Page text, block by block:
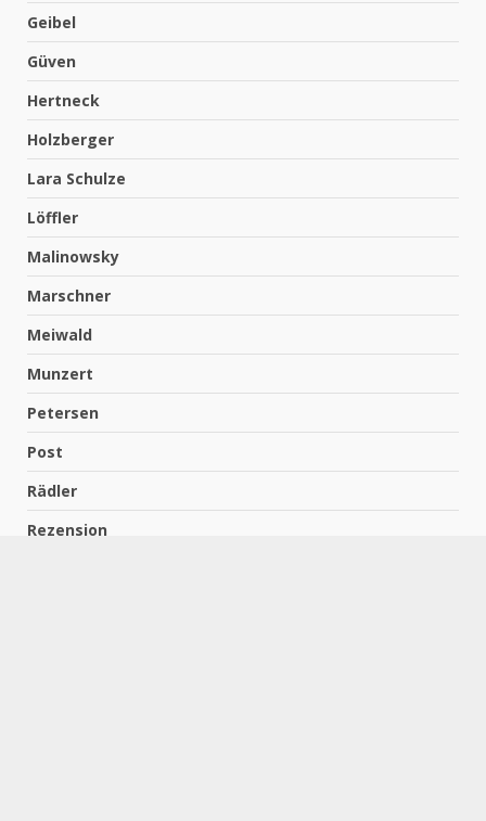
Geibel
Güven
Hertneck
Holzberger
Lara Schulze
Löffler
Malinowsky
Marschner
Meiwald
Munzert
Petersen
Post
Rädler
Rezension